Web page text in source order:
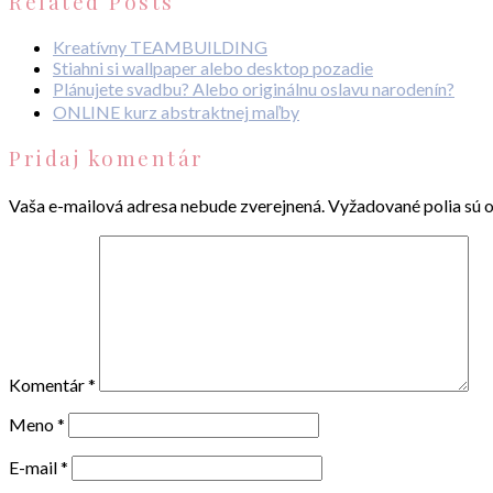
Kreatívny TEAMBUILDING
Stiahni si wallpaper alebo desktop pozadie
Plánujete svadbu? Alebo originálnu oslavu narodenín?
ONLINE kurz abstraktnej maľby
Pridaj komentár
Vaša e-mailová adresa nebude zverejnená.Vyžadované polia sú
Komentár*
Meno*
E-mail*